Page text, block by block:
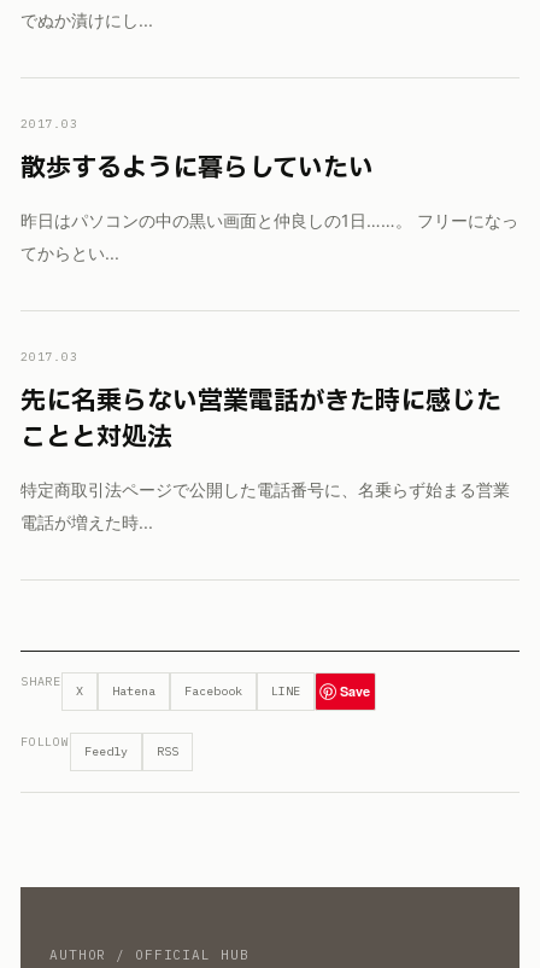
でぬか漬けにし...
2017.03
散歩するように暮らしていたい
昨日はパソコンの中の黒い画面と仲良しの1日……。 フリーになっ
てからとい...
2017.03
先に名乗らない営業電話がきた時に感じた
ことと対処法
特定商取引法ページで公開した電話番号に、名乗らず始まる営業
電話が増えた時...
SHARE
X Hatena Facebook LINE Save
FOLLOW
Feedly RSS
AUTHOR / OFFICIAL HUB